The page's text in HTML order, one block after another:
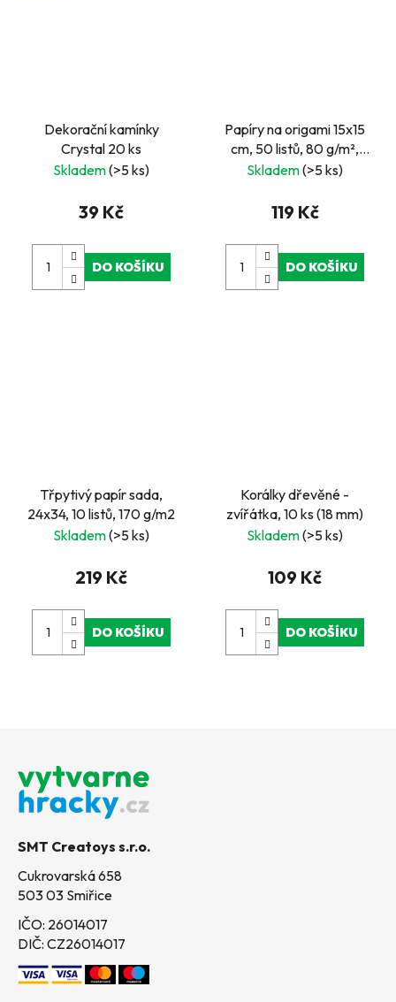
Dekorační kamínky
Crystal 20 ks
Skladem(>5 ks)
39 Kč
DO KOŠÍKU
Papíry na origami 15x15
cm, 50 listů, 80 g/m²,
JAPAN
Skladem(>5 ks)
119 Kč
DO KOŠÍKU
Třpytivý papír sada,
24x34, 10 listů, 170 g/m2
Skladem(>5 ks)
219 Kč
DO KOŠÍKU
Korálky dřevěné -
zvířátka, 10 ks (18 mm)
Skladem(>5 ks)
109 Kč
DO KOŠÍKU
SMT Creatoys s.r.o.
Cukrovarská 658
503 03 Smiřice
IČO: 26014017
DIČ: CZ26014017